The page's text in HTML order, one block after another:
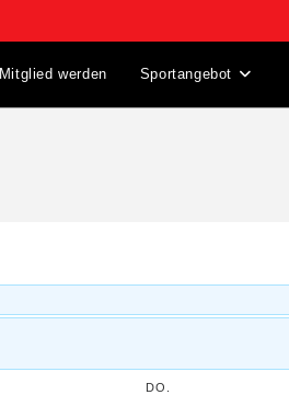
Mitglied werden Sportangebot
DO.